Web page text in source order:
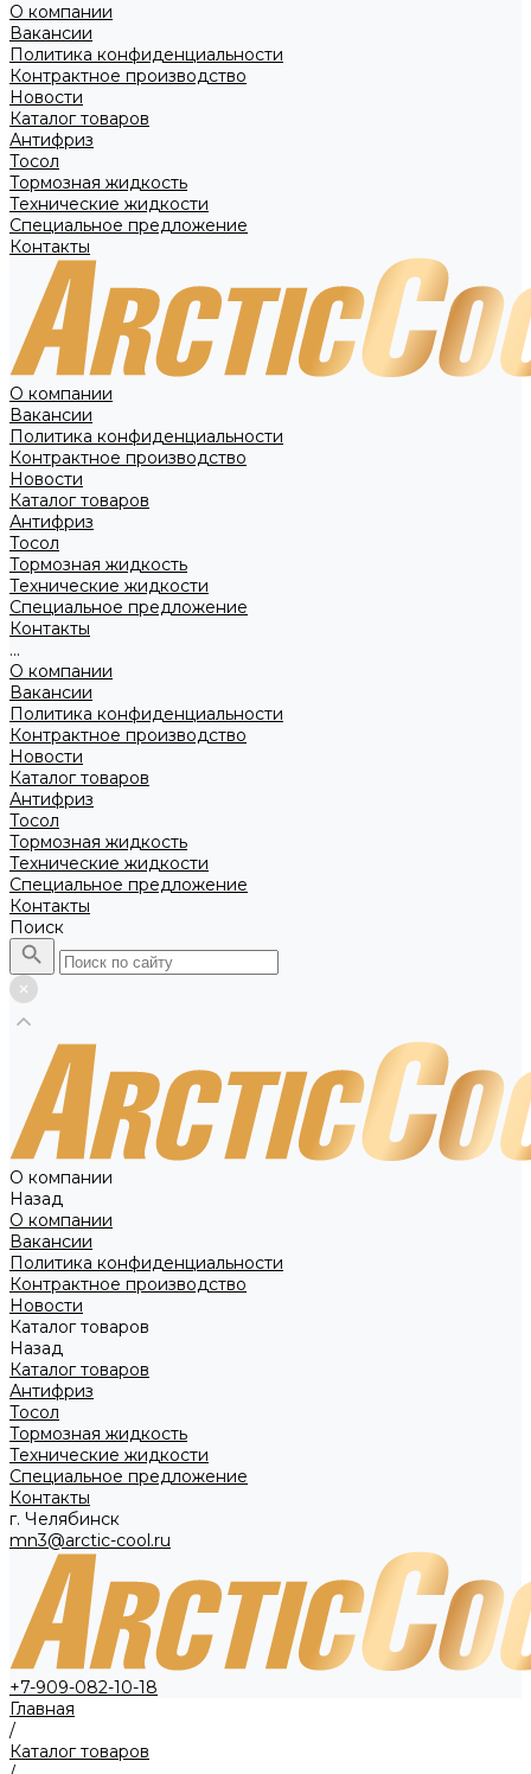
О компании
Вакансии
Политика конфиденциальности
Контрактное производство
Новости
Каталог товаров
Антифриз
Тосол
Тормозная жидкость
Технические жидкости
Специальное предложение
Контакты
О компании
Вакансии
Политика конфиденциальности
Контрактное производство
Новости
Каталог товаров
Антифриз
Тосол
Тормозная жидкость
Технические жидкости
Специальное предложение
Контакты
...
О компании
Вакансии
Политика конфиденциальности
Контрактное производство
Новости
Каталог товаров
Антифриз
Тосол
Тормозная жидкость
Технические жидкости
Специальное предложение
Контакты
Поиск
О компании
Назад
О компании
Вакансии
Политика конфиденциальности
Контрактное производство
Новости
Каталог товаров
Назад
Каталог товаров
Антифриз
Тосол
Тормозная жидкость
Технические жидкости
Специальное предложение
Контакты
г. Челябинск
mn3@arctic-cool.ru
+7-909-082-10-18
Главная
/
Каталог товаров